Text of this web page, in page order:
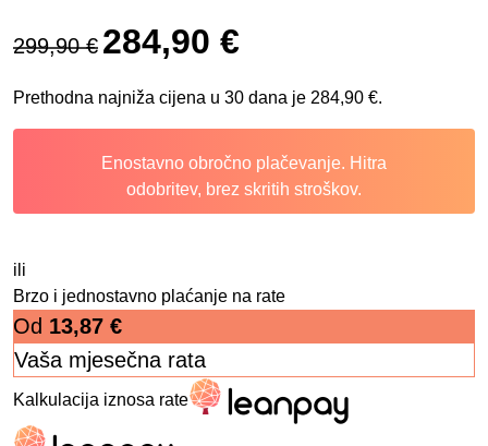
299,90€
Izvorna cijena bila je: 299,90 €.
284,90 €
Prethodna najniža cijena u 30 dana je 284,90 €.
Enostavno obročno plačevanje. Hitra
odobritev, brez skritih stroškov.
ili
Brzo i jednostavno plaćanje na rate
Od 13,87 €
Vaša mjesečna rata
Kalkulacija iznosa rate